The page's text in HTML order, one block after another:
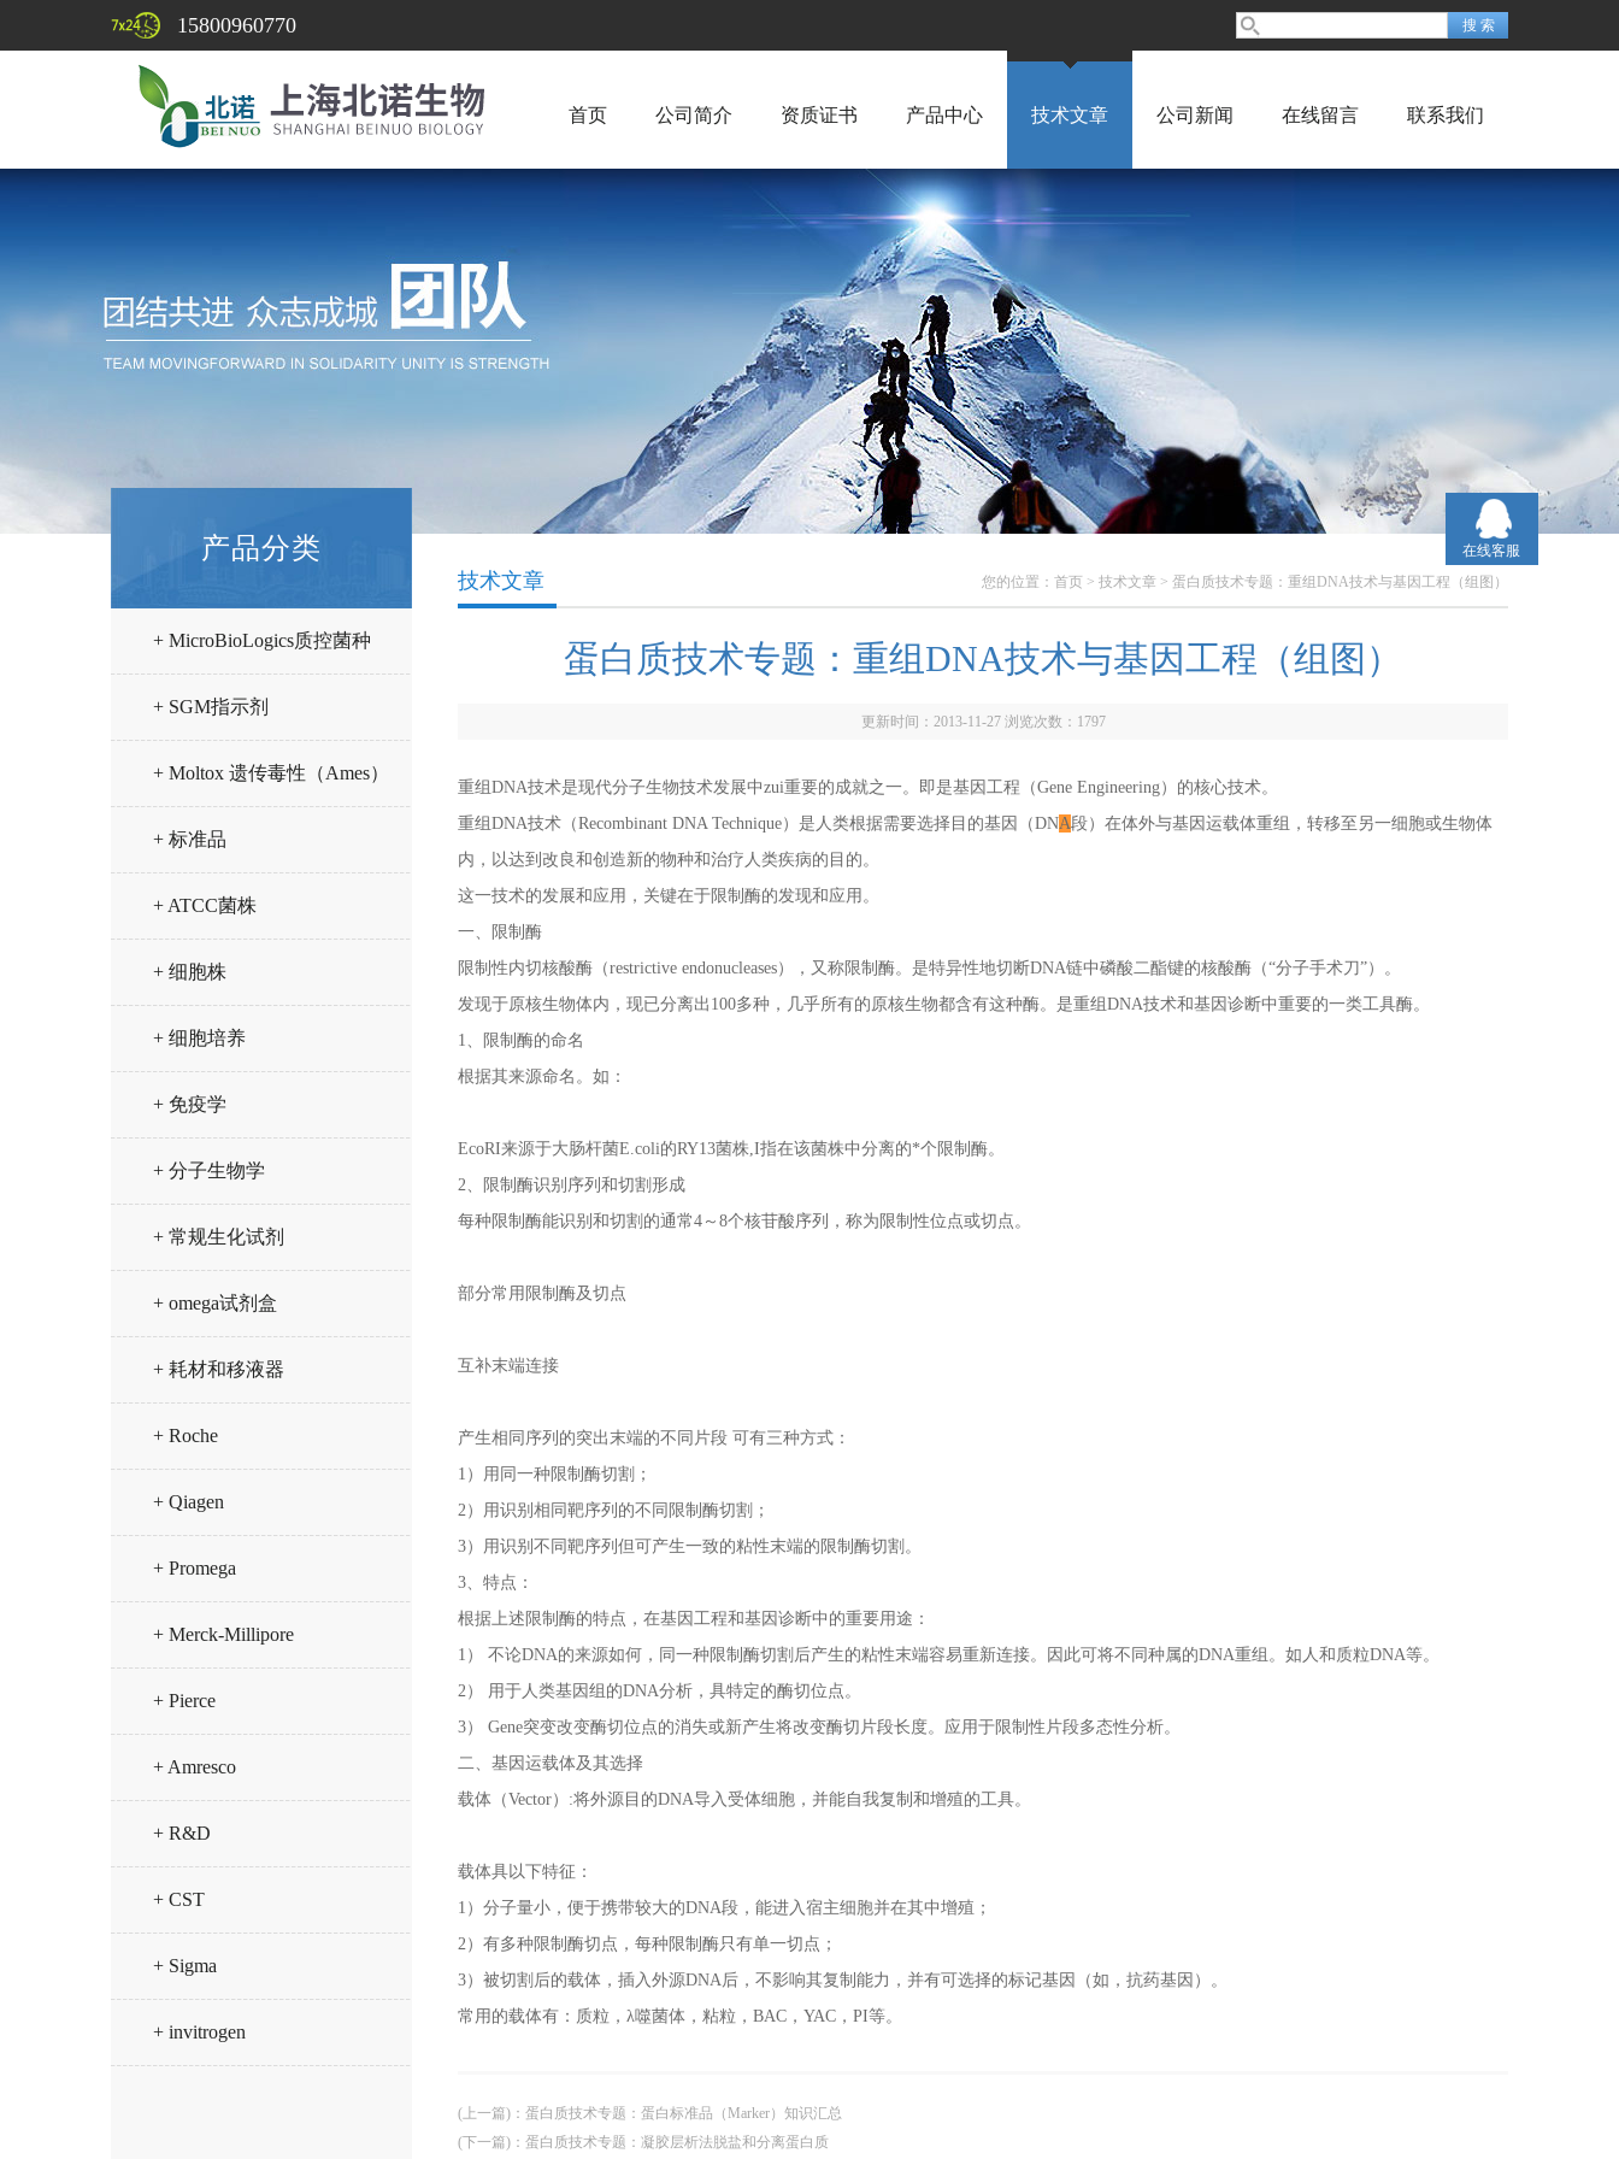
15800960770
首页 公司简介 资质证书 产品中心 技术文章 公司新闻 在线留言 联系我们
产品分类
+ MicroBioLogics质控菌种
+ SGM指示剂
+ Moltox 遗传毒性（Ames）
试验试剂
+ 标准品
+ ATCC菌株
+ 细胞株
+ 细胞培养
+ 免疫学
+ 分子生物学
+ 常规生化试剂
+ omega试剂盒
+ 耗材和移液器
+ Roche
+ Qiagen
+ Promega
+ Merck-Millipore
+ Pierce
+ Amresco
+ R&D
+ CST
+ Sigma
+ invitrogen
您的位置： 首页 > 技术文章 > 蛋白质技术专题：重组DNA技术与基因工程（组图）
技术文章
蛋白质技术专题：重组DNA技术与基因工程（组图）
更新时间：2013-11-27 浏览次数： 1797
重组DNA技术是现代分子生物技术发展中zui重要的成就之一。即是基因工程（Gene Engineering）的核心技术。
重组DNA技术（Recombinant DNATechnique）是人类根据需要选择目的基因（DNA段）在体外与基因运载体重组，转移至另一细胞或生物体
内，以达到改良和创造新的物种和治疗人类疾病的目的。
这一技术的发展和应用，关键在于限制酶的发现和应用。
一、限制酶
限制性内切核酸酶（restrictive endonucleases），又称限制酶。是特异性地切断DNA链中磷酸二酯键的核酸酶（“分子手术刀”）。
发现于原核生物体内，现已分离出100多种，几乎所有的原核生物都含有这种酶。是重组DNA技术和基因诊断中重要的一类工具酶。
1、限制酶的命名
根据其来源命名。如：
EcoRI来源于大肠杆菌E.coli的RY13菌株,I指在该菌株中分离的*个限制酶。
2、限制酶识别序列和切割形成
每种限制酶能识别和切割的通常4～8个核苷酸序列，称为限制性位点或切点。
部分常用限制酶及切点
互补末端连接
产生相同序列的突出末端的不同片段 可有三种方式：
1）用同一种限制酶切割；
2）用识别相同靶序列的不同限制酶切割；
3）用识别不同靶序列但可产生一致的粘性末端的限制酶切割。
3、特点：
根据上述限制酶的特点，在基因工程和基因诊断中的重要用途：
1） 不论DNA的来源如何，同一种限制酶切割后产生的粘性末端容易重新连接。因此可将不同种属的DNA重组。如人和质粒DNA等。
2） 用于人类基因组的DNA分析，具特定的酶切位点。
3） Gene突变改变酶切位点的消失或新产生将改变酶切片段长度。应用于限制性片段多态性分析。
二、基因运载体及其选择
载体（Vector）:将外源目的DNA导入受体细胞，并能自我复制和增殖的工具。
载体具以下特征：
1）分子量小，便于携带较大的DNA段，能进入宿主细胞并在其中增殖；
2）有多种限制酶切点，每种限制酶只有单一切点；
3）被切割后的载体，插入外源DNA后，不影响其复制能力，并有可选择的标记基因（如，抗药基因）。
常用的载体有：质粒，λ噬菌体，粘粒，BAC，YAC，PI等。
(上一篇) ： 蛋白质技术专题：蛋白标准品（Marker）知识汇总
(下一篇) ： 蛋白质技术专题：凝胶层析法脱盐和分离蛋白质
在线客服